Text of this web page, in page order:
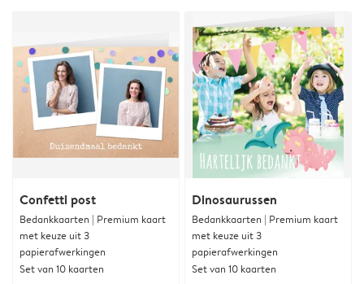
Confetti post
Bedankkaarten | Premium kaart
met keuze uit 3
papierafwerkingen
Set van 10 kaarten
Dinosaurussen
Bedankkaarten | Premium kaart
met keuze uit 3
papierafwerkingen
Set van 10 kaarten